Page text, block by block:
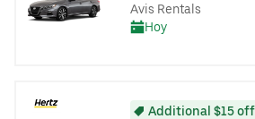
Avis Rentals
Hoy
Additional $15